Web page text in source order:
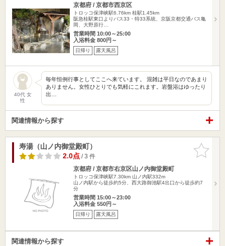
京都府 / 京都市西京区
トロッコ保津峡駅6.76km 桂駅1.45km
阪急桂駅東口よりバス33・特33系統、京阪京都交通バス亀
岡、大野原行…
営業時間 10:00～25:00
入浴料金 800円～
日帰り 露天風呂
40代 女
性
毎年恒例行事としてここへ来ています。 混雑は平日なのであまり
ありません。女性ひとりでも気軽にこれます。岩盤浴はゆったり
出…
関連情報から探す
お気に入
りに追加
寿湯（山ノ内御堂殿町）
2.0点/ 3 件
京都府 / 京都市右京区山ノ内御堂殿町
トロッコ保津峡駅7.30km 山ノ内駅332m
山ノ内駅から徒歩約5分、西大路御池駅4出口から徒歩約7
分
営業時間 15:00～23:00
入浴料金 550円～
日帰り 露天風呂
関連情報から探す